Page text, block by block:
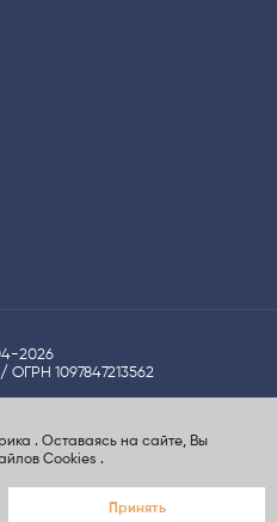
2026
ОГРН 1097847213562
. Оставаясь на сайте, Вы
Cookies .
Принять